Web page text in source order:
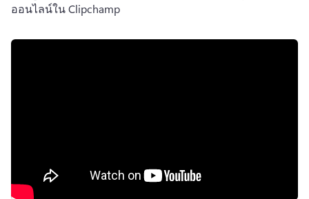
ออนไลน์ใน Clipchamp